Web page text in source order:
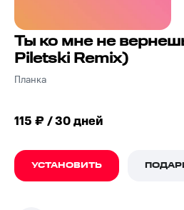
Ты ко мне не
Piletski Remix)
Планка
115 ₽ / 30 дней
УСТАНОВИТЬ